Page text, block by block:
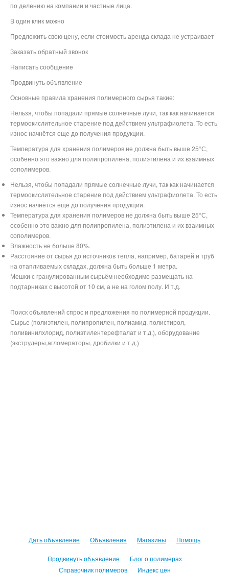
по делению на компании и частные лица.
В один клик можно
Предложить свою цену, если стоимость аренда склада не устраивает
Заказать обратный звонок
Написать сообщение
Продвинуть объявление
Основные правила хранения полимерного сырья такие:
Нельзя, чтобы попадали прямые солнечные лучи, так как начинается
термоокислительное старение под действием ультрафиолета. То есть
износ начнётся еще до получения продукции.
Температура для хранения полимеров не должна быть выше 25°С,
особенно это важно для полипропилена, полиэтилена и их взаимных
сополимеров.
Нельзя, чтобы попадали прямые солнечные лучи, так как начинается
термоокислительное старение под действием ультрафиолета. То есть
износ начнётся еще до получения продукции.
Температура для хранения полимеров не должна быть выше 25°С,
особенно это важно для полипропилена, полиэтилена и их взаимных
сополимеров.
Влажность не больше 80%.
Расстояние от сырья до источников тепла, например, батарей и труб
на отапливаемых складах, должна быть больше 1 метра.
Мешки с гранулированным сырьём необходимо размещать на
подтарниках с высотой от 10 см, а не на голом полу. И т.д.
Поиск объявлений спрос и предложения по полимерной продукции.
Сырье (полиэтилен, полипропилен, полиамид, полистирол,
поливинилхлорид, полиэтилентерефталат и т.д.), оборудование
(экструдеры,агломераторы, дробилки и т.д.)
Дать объявление Объявления Магазины Помощь
Продвинуть объявление
Блог о полимерах
Справочник полимеров
Индекс цен